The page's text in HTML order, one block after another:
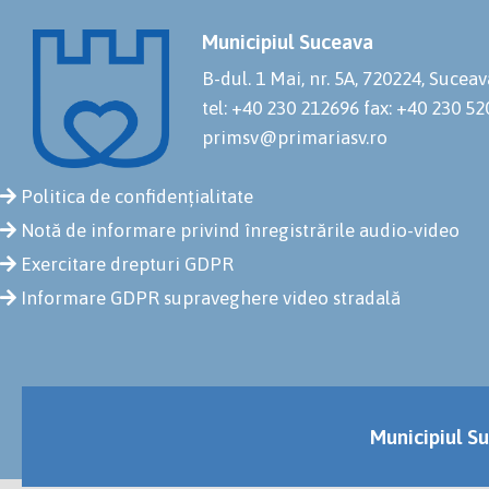
Municipiul Suceava
B-dul. 1 Mai, nr. 5A, 720224,
tel: +40 230 212696 fax: +40 230
primsv@primariasv.ro
Politica de confidențialitate
Notă de informare privind înregistrările audio-video
Exercitare drepturi GDPR
Informare GDPR supraveghere video stradală
Municipiul